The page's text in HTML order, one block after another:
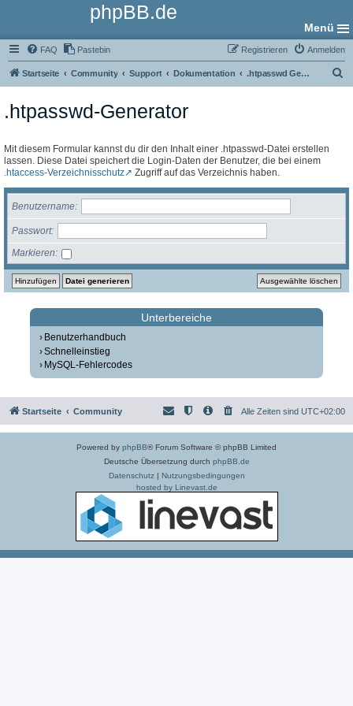
phpBB.de
Menü
FAQ Pastebin Anmelden
Registrieren
Startseite Community Support Dokumentation .htpasswd Generator
.htpasswd-Generator
Mit diesem Formular kannst du dir den Inhalt einer .htpasswd-Datei erstellen
lassen. Diese Datei speichert die Login-Daten der Benutzer, die bei einem
.htaccess-Verzeichnisschutz
Zugriff auf das Verzeichnis haben.
Benutzername
Passwort
Markieren
Unterbereiche
Benutzerhandbuch
Schnelleinstieg
MySQL-Fehlercodes
Startseite Community Alle Zeiten sind UTC+02:00
Powered by phpBB® Forum Software © phpBB Limited
Deutsche Übersetzung durch phpBB.de
Datenschutz|
Nutzungsbedingungen
hosted by Linevast.de